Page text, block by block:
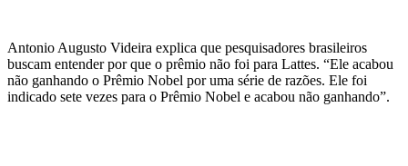
Antonio Augusto Videira explica que pesquisadores brasileiros
buscam entender por que o prêmio não foi para Lattes. “Ele acabou
não ganhando o Prêmio Nobel por uma série de razões. Ele foi
indicado sete vezes para o Prêmio Nobel e acabou não ganhando”.